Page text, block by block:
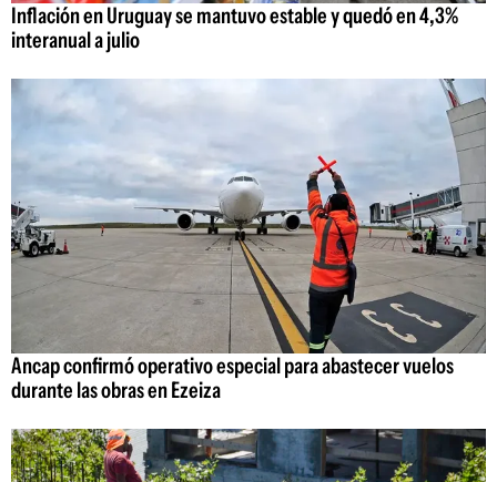
Inflación en Uruguay se mantuvo estable y quedó en 4,3%
interanual a julio
Ancap confirmó operativo especial para abastecer vuelos
durante las obras en Ezeiza